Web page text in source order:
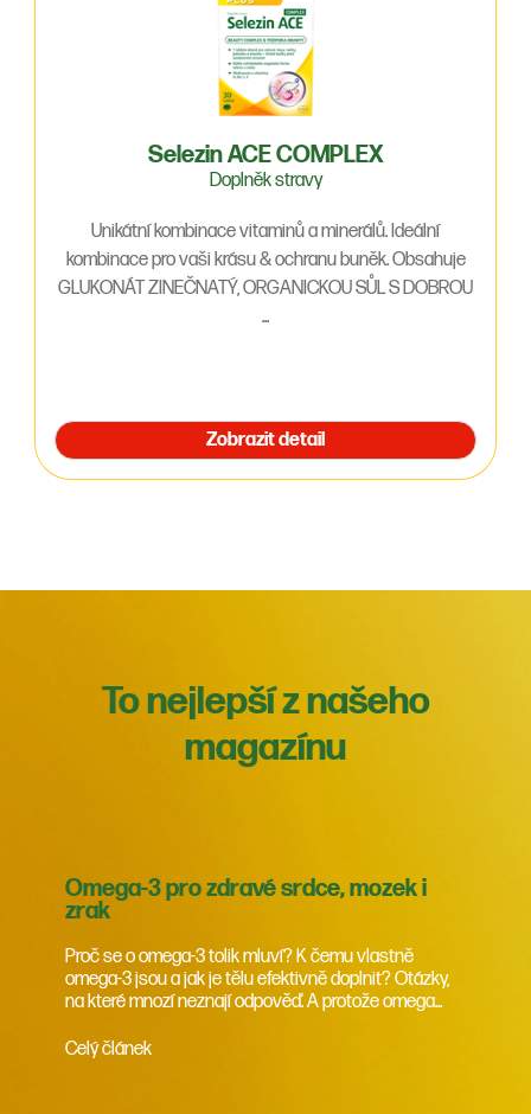
Selezin ACE COMPLEX
Doplněk stravy
Unikátní kombinace vitaminů a minerálů. Ideální
kombinace pro vaši krásu & ochranu buněk. Obsahuje
GLUKONÁT ZINEČNATÝ, ORGANICKOU SŮL S DOBROU
...
Zobrazit detail
To nejlepší z našeho
magazínu
Omega-3 pro zdravé srdce, mozek i
zrak
Proč se o omega-3 tolik mluví? K čemu vlastně
omega-3 jsou a jak je tělu efektivně doplnit? Otázky,
na které mnozí neznají odpověď. A protože omega...
Celý článek